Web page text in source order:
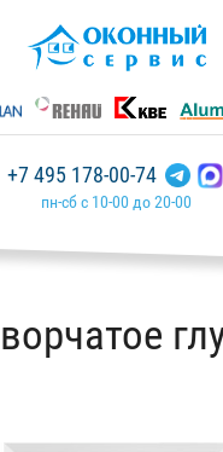
+7 495 178-00-74
пн-сб с 10-00 до 20-00